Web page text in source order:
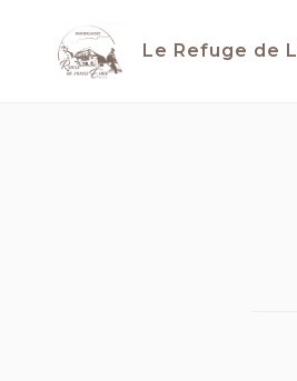
content
Le Refuge de